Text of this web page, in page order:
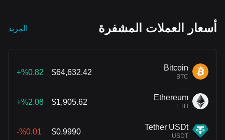
أسعار العملات المشفرة المزيد
Bitcoin
BTC
$64,632.42
%0.82+
Ethereum
ETH
$1,905.62
%2.08+
Tether USDt
USDT
$0.9990
%0.01-